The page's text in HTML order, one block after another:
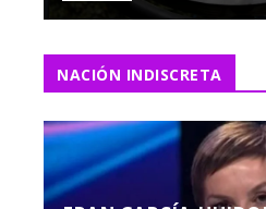
NACIÓN INDISCRETA